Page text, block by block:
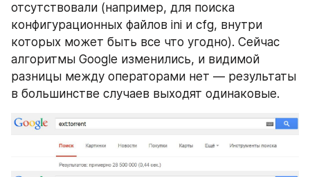
отсутствовали (например, для поиска
конфигурационных файлов ini и cfg, внутри
которых может быть все что угодно). Сейчас
алгоритмы Google изменились, и видимой
разницы между операторами нет — результаты
в большинстве случаев выходят одинаковые.